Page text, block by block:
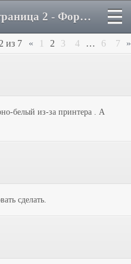
Puddle Jumper - Страница 2 - Форум
2 из 7 « 1 2 3 4 … 6 7 »
белый из-за принтера . А
сделать.